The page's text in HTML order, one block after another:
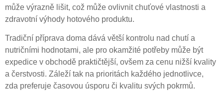
může výrazně lišit, což může ovlivnit chuťové vlastnosti a
zdravotní výhody hotového produktu.
Tradiční příprava doma dává větší kontrolu nad chutí a
nutričními hodnotami, ale pro okamžité potřeby může být
expedice v obchodě praktičtější, ovšem za cenu nižší kvality
a čerstvosti. Záleží tak na prioritách každého jednotlivce,
zda preferuje časovou úsporu či kvalitu svých pokrmů.